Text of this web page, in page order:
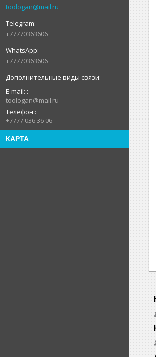
toologan@mail.ru
+77770363606
+77770363606
E-mail:
toologan@mail.ru
Телефон
+7777 036 36 06
КАРТА